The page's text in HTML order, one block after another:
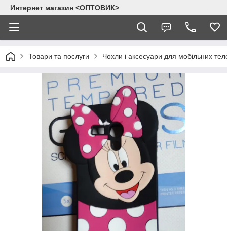
Интернет магазин <ОПТОВИК>
Товари та послуги Чохли і аксесуари для мобільних